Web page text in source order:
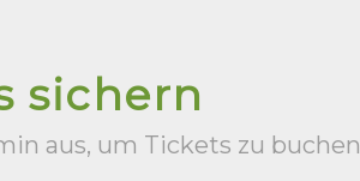
sichern
aus, um Tickets zu buchen